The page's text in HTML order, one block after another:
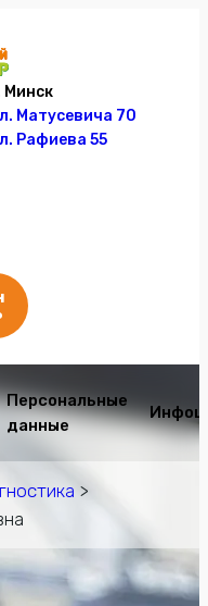
Минск
Матусевича 70
Рафиева 55
Персональные
данные
>